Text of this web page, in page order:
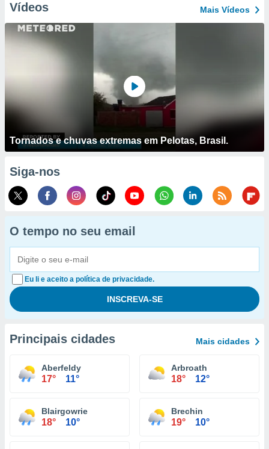
Vídeos Mais Vídeos
Tornados e chuvas extremas em Pelotas, Brasil.
Siga-nos
O tempo no seu email
Eu li e aceito a política de privacidade.
Principais cidades Mais cidades
Aberfeldy
17° 11°
Arbroath
18° 12°
Blairgowrie
18° 10°
Brechin
19° 10°